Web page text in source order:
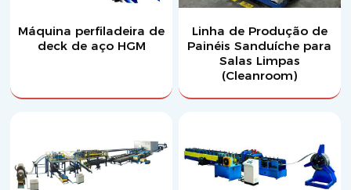
Máquina perfiladeira de
deck de aço HGM
Linha de Produção de
Painéis Sanduíche para
Salas Limpas
(Cleanroom)